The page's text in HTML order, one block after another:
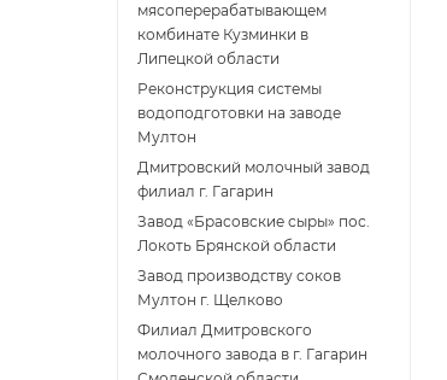
мясоперерабатывающем
комбинате Кузминки в
Липецкой области
Реконструкция системы
водоподготовки на заводе
Мултон
Дмитровский молочный завод
филиал г. Гагарин
Завод «Брасовские сыры» пос.
Локоть Брянской области
Завод производству соков
Мултон г. Щелково
Филиал Дмитровского
молочного завода в г. Гагарин